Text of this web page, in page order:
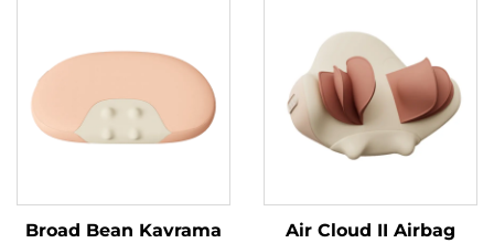
Broad Bean Kavrama
Air Cloud II Airbag